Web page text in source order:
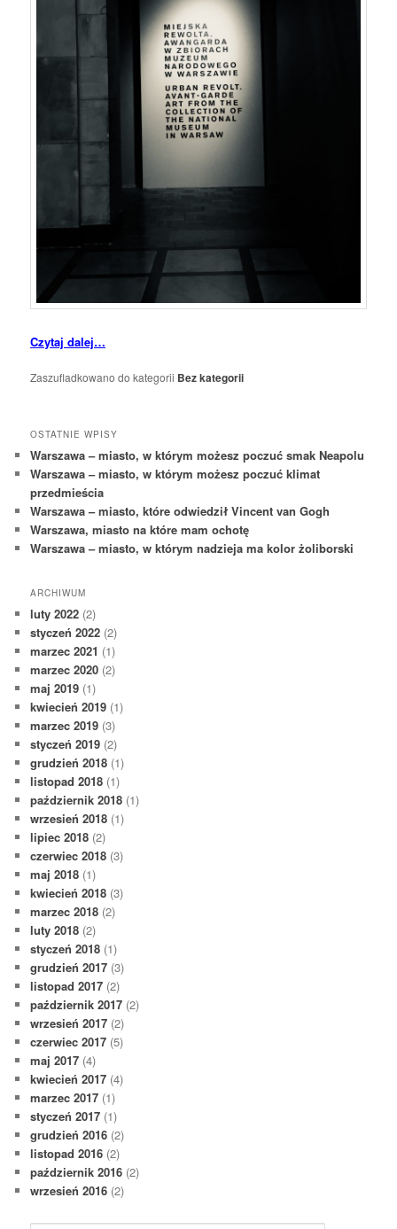
Czytaj dalej…
Zaszufladkowano do kategorii Bez kategorii
OSTATNIE WPISY
Warszawa – miasto, w którym możesz poczuć smak Neapolu
Warszawa – miasto, w którym możesz poczuć klimat
przedmieścia
Warszawa – miasto, które odwiedził Vincent van Gogh
Warszawa, miasto na które mam ochotę
Warszawa – miasto, w którym nadzieja ma kolor żoliborski
ARCHIWUM
luty 2022 (2)
styczeń 2022 (2)
marzec 2021 (1)
marzec 2020 (2)
maj 2019 (1)
kwiecień 2019 (1)
marzec 2019 (3)
styczeń 2019 (2)
grudzień 2018 (1)
listopad 2018 (1)
październik 2018 (1)
wrzesień 2018 (1)
lipiec 2018 (2)
czerwiec 2018 (3)
maj 2018 (1)
kwiecień 2018 (3)
marzec 2018 (2)
luty 2018 (2)
styczeń 2018 (1)
grudzień 2017 (3)
listopad 2017 (2)
październik 2017 (2)
wrzesień 2017 (2)
czerwiec 2017 (5)
maj 2017 (4)
kwiecień 2017 (4)
marzec 2017 (1)
styczeń 2017 (1)
grudzień 2016 (2)
listopad 2016 (2)
październik 2016 (2)
wrzesień 2016 (2)